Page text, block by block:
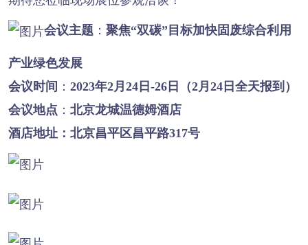
会议主题： 聚焦“双碳”目标加快固废综合利用
产业绿色发展
会议时间 ： 2023年2月24日-26日（2月24日全天报到）
会议地点 ： 北京龙城温德姆酒店
酒店地址： 北京昌平区昌平路317号